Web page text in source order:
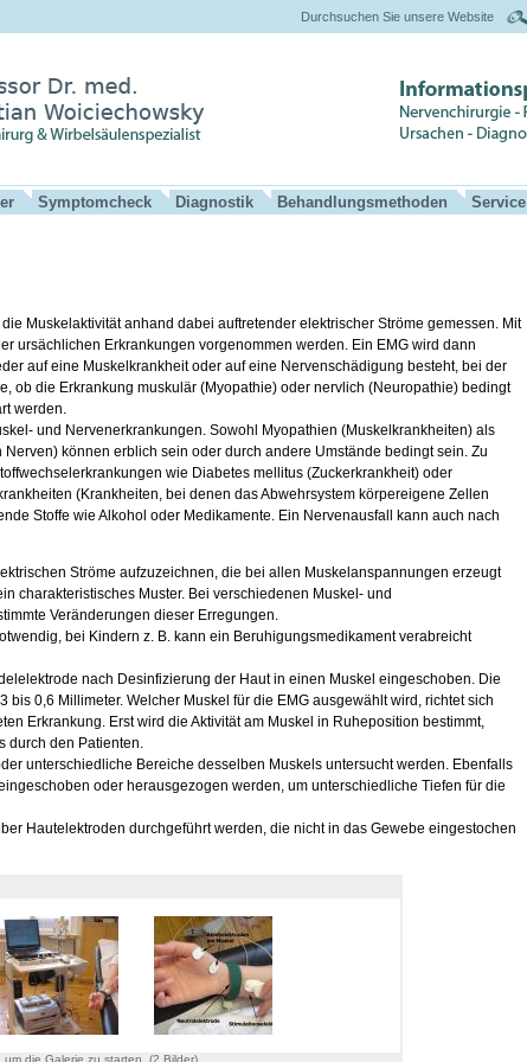
Durchsuchen Sie unsere Website
Symptomcheck Diagnostik Behandlungsmethoden Service
Muskelaktivität anhand dabei auftretender elektrischer Ströme gemessen. Mit
ursächlichen Erkrankungen vorgenommen werden. Ein EMG wird dann
auf eine Muskelkrankheit oder auf eine Nervenschädigung besteht, bei der
ob die Erkrankung muskulär (Myopathie) oder nervlich (Neuropathie) bedingt
werden.
und Nervenerkrankungen. Sowohl Myopathien (Muskelkrankheiten) als
können erblich sein oder durch andere Umstände bedingt sein. Zu
wie Diabetes mellitus (Zuckerkrankheit) oder
(Krankheiten, bei denen das Abwehrsystem körpereigene Zellen
Stoffe wie Alkohol oder Medikamente. Ein Nervenausfall kann auch nach
Ströme aufzuzeichnen, die bei allen Muskelanspannungen erzeugt
charakteristisches Muster. Bei verschiedenen Muskel- und
Veränderungen dieser Erregungen.
bei Kindern z. B. kann ein Beruhigungsmedikament verabreicht
nach Desinfizierung der Haut in einen Muskel eingeschoben. Die
bis 0,6 Millimeter. Welcher Muskel für die EMG ausgewählt wird, richtet sich
Erkrankung. Erst wird die Aktivität am Muskel in Ruheposition bestimmt,
durch den Patienten.
unterschiedliche Bereiche desselben Muskels untersucht werden. Ebenfalls
oder herausgezogen werden, um unterschiedliche Tiefen für die
Hautelektroden durchgeführt werden, die nicht in das Gewebe eingestochen
die Galerie zu starten. (2 Bilder)